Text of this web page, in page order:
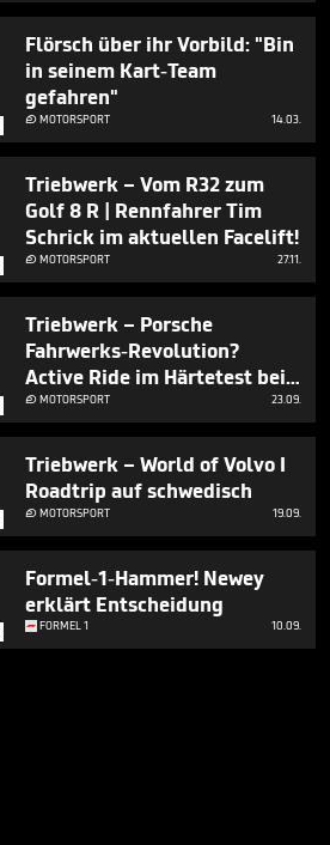
Flörsch über ihr Vorbild: "Bin
in seinem Kart-Team
gefahren"
MOTORSPORT 14.03.
Triebwerk – Vom R32 zum
Golf 8 R | Rennfahrer Tim
Schrick im aktuellen Facelift!
MOTORSPORT 27.11.
Triebwerk – Porsche
Fahrwerks-Revolution?
Active Ride im Härtetest bei
Walter Röhrl & Tim Schrick I
Nürburgring Nordschleife
MOTORSPORT 23.09.
Triebwerk – World of Volvo I
Roadtrip auf schwedisch
MOTORSPORT 19.09.
Formel-1-Hammer! Newey
erklärt Entscheidung
FORMEL 1 10.09.